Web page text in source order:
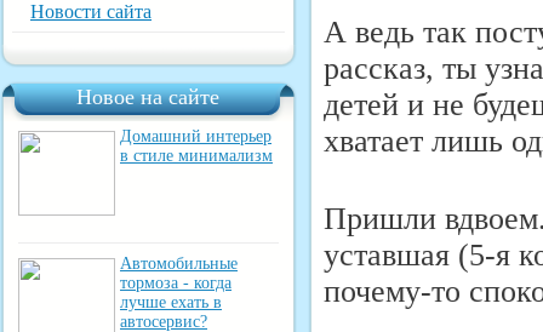
Новости сайта
Новое на сайте
Домашний интерьер
в стиле минимализм
Автомобильные
тормоза - когда
лучше ехать в
автосервис?
А ведь так
рассказ, ты
детей и не
хватает лишь
Пришли
уставшая (5-я
почему-то